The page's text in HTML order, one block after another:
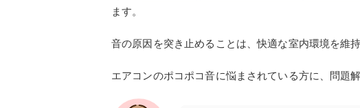
ます。
音の原因を突き止めることは、快適な室内環境を維
エアコンのポコポコ音に悩まされている方に、問題